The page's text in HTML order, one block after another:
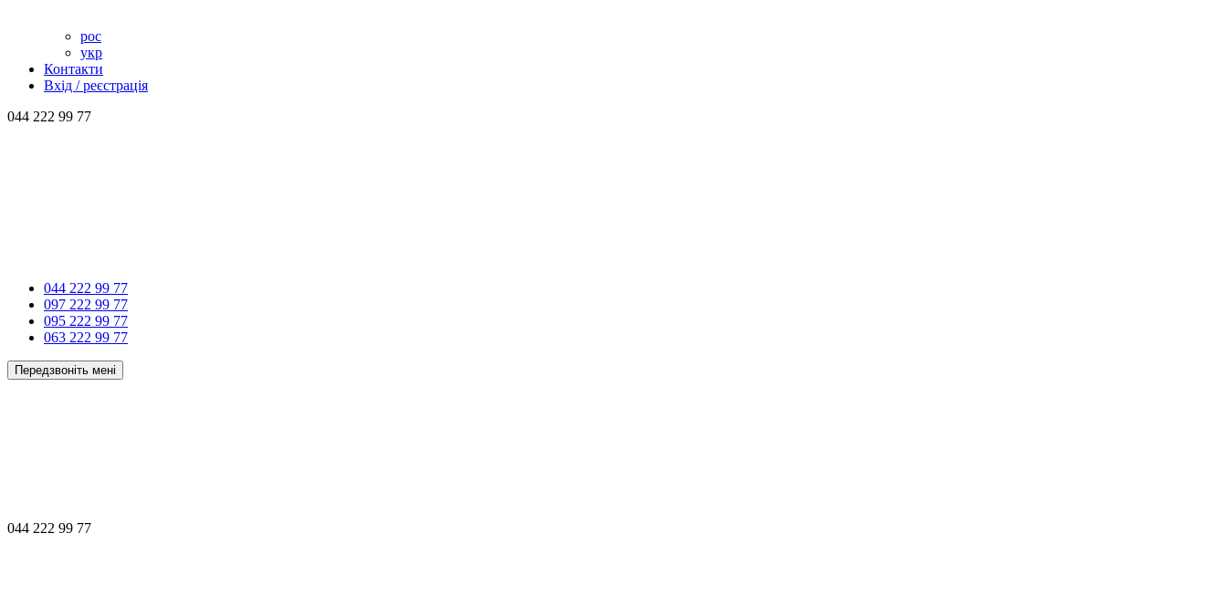
рос
укр
Контакти
Вхід / реєстрація
044 222 99 77
044 222 99 77
097 222 99 77
095 222 99 77
063 222 99 77
Передзвоніть мені
044 222 99 77